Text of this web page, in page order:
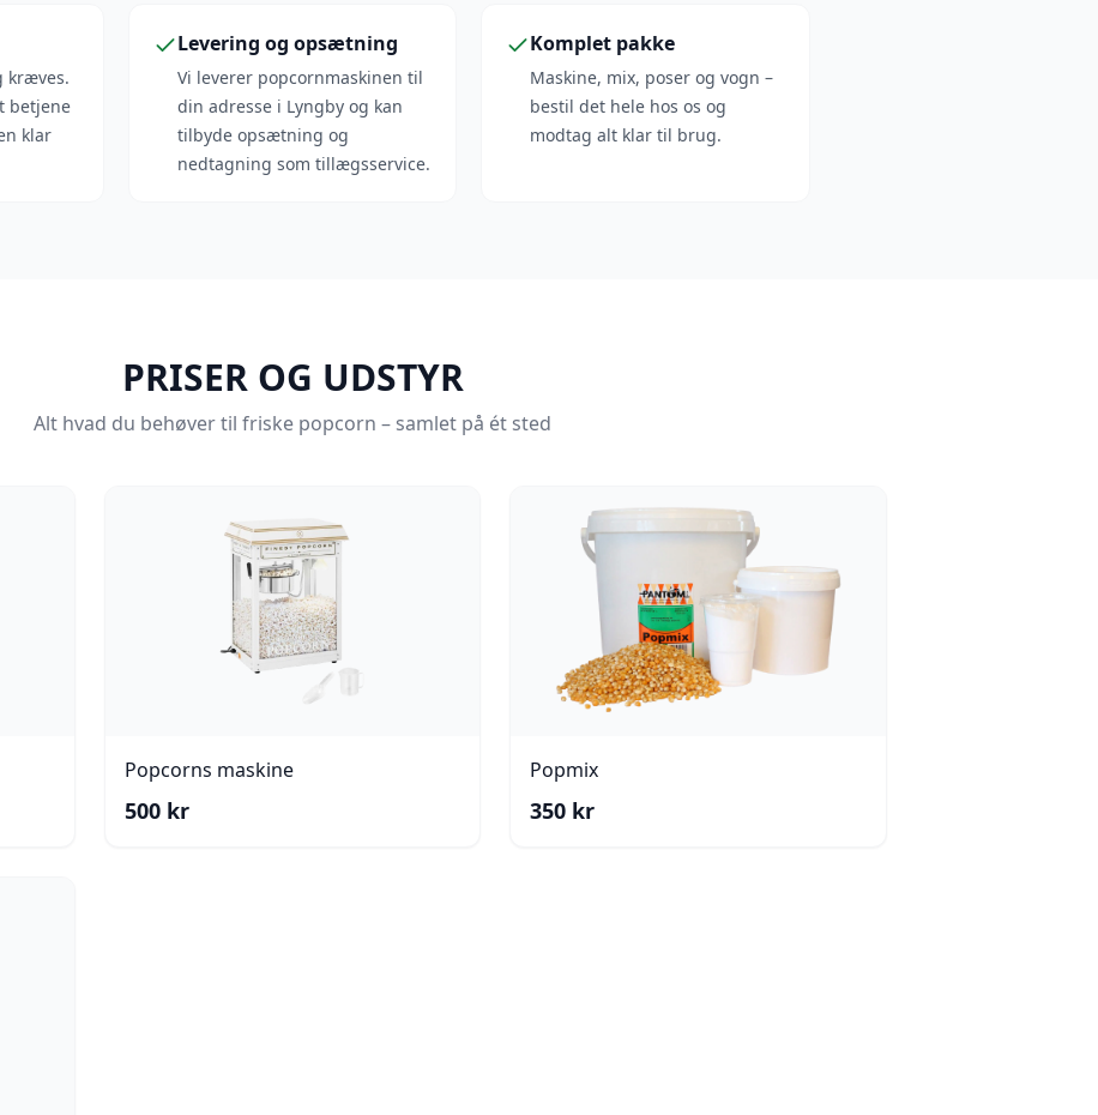
kræves.
betjene
klar
Levering og opsætning
Vi leverer popcornmaskinen til
din adresse i Lyngby og kan
tilbyde opsætning og
nedtagning som tillægsservice.
Komplet pakke
Maskine, mix, poser og vogn –
bestil det hele hos os og
modtag alt klar til brug.
PRISER OG UDSTYR
Alt hvad du behøver til friske popcorn – samlet på ét sted
Popcorns maskine
500kr
Popmix
350 kr